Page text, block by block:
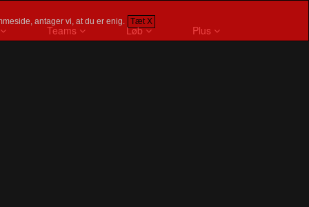
antager vi, at du er enig. Tæt X
Teams Løb Plus